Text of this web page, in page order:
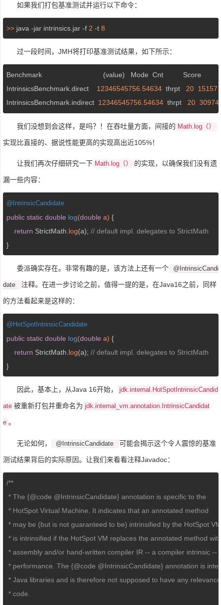
如果我们打包基准测试并运行以下命令：
>> java -jar intrinsics.jar -f 2 -t 8
过一段时间，JMH将打印基准测试结果，如下所示：
Benchmark                               (value)   Mode  Cnt          Score
IntrinsicsBenchmark.direct 12346545756.54634
  thrpt
20
IntrinsicsBenchmark.indirect 12346545756.54634
  thrpt
20
我们没想到会这样，是吗？！在吞吐量方面，间接的 Math.log（）
实现比直接的、据说性能更高的实现高出近105%！
让我们再次仔细研究一下 Math.log（） 的实现，以确保我们没有遗
漏一些内容：
@IntrinsicCandidate
public static double log(double a) {
return StrictMath. log(a); // default impl. delegates to StrictMath
}
委派确实存在。非常有趣的是，该方法上还有一个 @IntrinsicCandi
date 注释。在进一步讨论之前，值得一提的是，在Java16之前，同样
的方法看起来是这样的：
@ HotSpotIntrinsicCandidate
public static double log(double a) {
return StrictMath. log(a); // default impl. delegates to StrictMath
}
因此，基本上，从Java 16开始， jdk.internal.HotSpotIntrinsicCandid
ate 被重新打包并重命名为 jdk.internal_vm.annotation.IntrinsicCandidat
e 。
无论如何， @IntrinsicCandidate 可能会揭示这个令人震惊的基准
测试结果背后的实际原因。让我们来看看注释Javadoc：
/**
* The {@code @IntrinsicCandidate} annotation is specific to the
* HotSpot Virtual Machine. It indicates that an annotated method
* may be (but is not guaranteed to be) intrinsified by the HotSpot
* is intrinsified if the HotSpot VM replaces the annotated method
* assembly and/or hand-written compiler IR -- a compiler intrinsic --
* performance. The {@code @IntrinsicCandidate} annotation is
* Java libraries and is therefore not supposed to have any
* code.